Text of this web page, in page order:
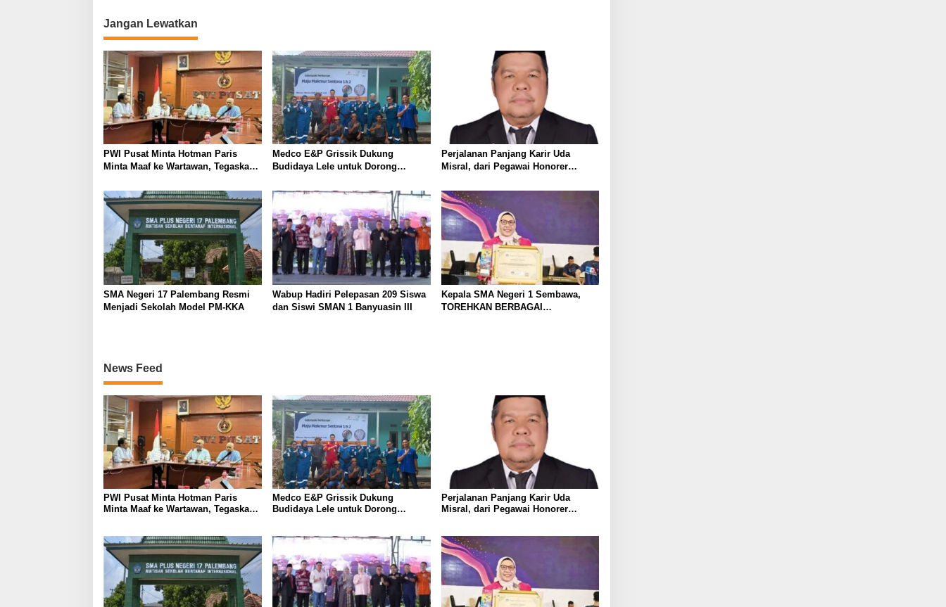
i
g
a
s
i
p
o
s
Jangan Lewatkan
PWI Pusat Minta Hotman Paris
Minta Maaf ke Wartawan, Tegaskan
Medco E&P Grissik Dukung
Budidaya Lele untuk Dorong
Perjalanan Panjang Karir Uda
Misral, dari Pegawai Honorer
Jabatan Struktural Eselon III
SMA Negeri 17 Palembang Resmi
Menjadi Sekolah Model PM-KKA
Wabup Hadiri Pelepasan 209 Siswa
dan Siswi SMAN 1 Banyuasin III
Kepala SMA Negeri 1 Sembawa,
TOREHKAN BERBAGAI
News Feed
PWI Pusat Minta Hotman Paris
Minta Maaf ke Wartawan, Tegaskan
Medco E&P Grissik Dukung
Budidaya Lele untuk Dorong
Perjalanan Panjang Karir Uda
Misral, dari Pegawai Honorer